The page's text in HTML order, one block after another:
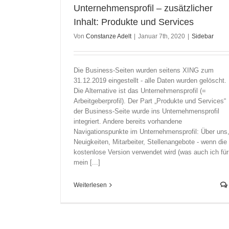
Unternehmensprofil – zusätzlicher
Inhalt: Produkte und Services
Von Constanze Adelt Januar 7th, 2020 Sidebar
Die Business-Seiten wurden seitens XING zum
31.12.2019 eingestellt - alle Daten wurden gelöscht.
Die Alternative ist das Unternehmensprofil (=
Arbeitgeberprofil). Der Part „Produkte und Services“
der Business-Seite wurde ins Unternehmensprofil
integriert. Andere bereits vorhandene
Navigationspunkte im Unternehmensprofil: Über uns,
Neuigkeiten, Mitarbeiter, Stellenangebote - wenn die
kostenlose Version verwendet wird (was auch ich für
mein [...]
Weiterlesen